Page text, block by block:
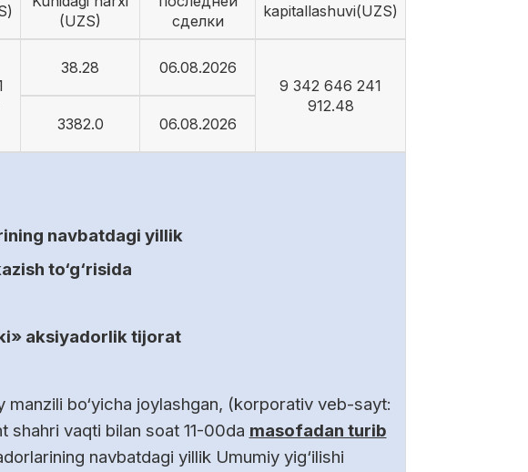
(UZS)
сделки
kapitallashuvi(UZS)
38.28
06.08.2026
9 342 646 241
912.48
3382.0 06.08.2026
navbatdagi yillik
to‘g‘risida
aksiyadorlik tijorat
manzili bo‘yicha joylashgan, (korporativ veb-sayt:
shahri vaqti bilan soat 11-00da masofadan turib
navbatdagi yillik Umumiy yig‘ilishi